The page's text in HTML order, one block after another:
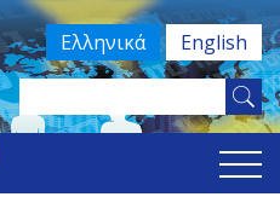
Ελληνικά English
Φόρμα
this